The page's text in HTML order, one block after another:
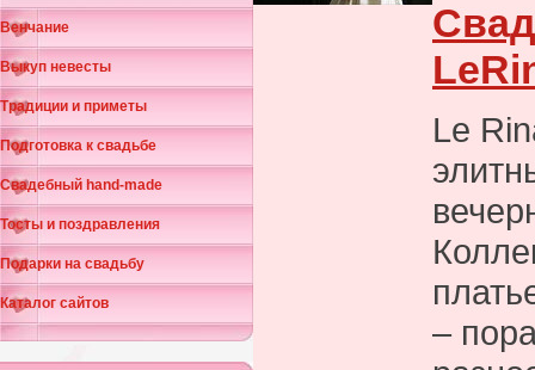
Венчание
Выкуп невесты
Традиции и приметы
Подготовка к свадьбе
Свадебный hand-made
Тосты и поздравления
Подарки на свадьбу
Каталог сайтов
Le
–